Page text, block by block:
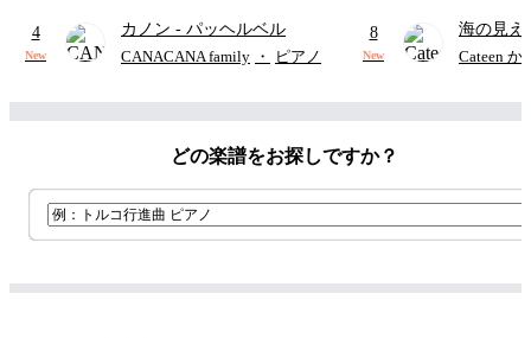
[CN]
Goroshi）》收录曲《上原（Uehara）～FUTOSHI～》贝斯乐
谱。
附TAB谱（适用于四弦贝斯／标准调弦：E、A、D、G）
每个乐段开头都标注了歌词，便于确认演奏位置。
本乐谱根据CD音源进行扒谱，力求最大程度还原原曲的贝斯演
4
New
カノン - パッヘルベル
CANACANA family ・ ピアノ
8
New
海の見
Cateen か
どの楽譜をお探しですか？